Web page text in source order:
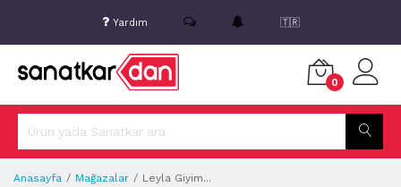
Yardım 🇹🇷
0
Anasayfa Mağazalar Leyla Giyim...